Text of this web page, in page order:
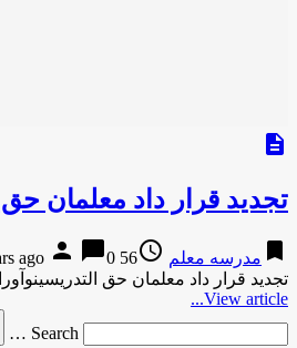
description
تجدید قرار داد معلمان
bookmark مدرسه معلم access_time
56 years ago
person chat_bubble0
تجدید قرار داد معلمان حق
View article...
Search …